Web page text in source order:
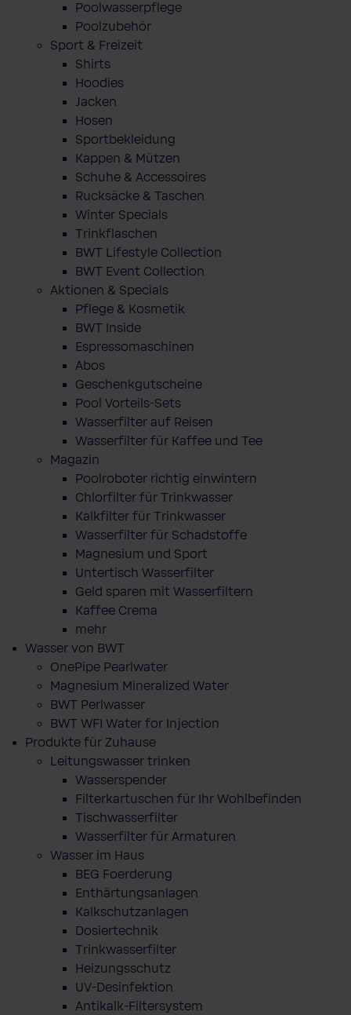
Poolwasserpflege
Poolzubehör
Sport & Freizeit
Shirts
Hoodies
Jacken
Hosen
Sportbekleidung
Kappen & Mützen
Schuhe & Accessoires
Rucksäcke & Taschen
Winter Specials
Trinkflaschen
BWT Lifestyle Collection
BWT Event Collection
Aktionen & Specials
Pflege & Kosmetik
BWT Inside
Espressomaschinen
Abos
Geschenkgutscheine
Pool Vorteils-Sets
Wasserfilter auf Reisen
Wasserfilter für Kaffee und Tee
Magazin
Poolroboter richtig einwintern
Chlorfilter für Trinkwasser
Kalkfilter für Trinkwasser
Wasserfilter für Schadstoffe
Magnesium und Sport
Untertisch Wasserfilter
Geld sparen mit Wasserfiltern
Kaffee Crema
mehr
Wasser von BWT
OnePipe Pearlwater
Magnesium Mineralized Water
BWT Perlwasser
BWT WFI Water for Injection
Produkte für Zuhause
Leitungswasser trinken
Wasserspender
Filterkartuschen für Ihr Wohlbefinden
Tischwasserfilter
Wasserfilter für Armaturen
Wasser im Haus
BEG Foerderung
Enthärtungsanlagen
Kalkschutzanlagen
Dosiertechnik
Trinkwasserfilter
Heizungsschutz
UV-Desinfektion
Antikalk-Filtersystem